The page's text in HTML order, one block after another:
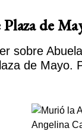
de
sobre
de Mayo.